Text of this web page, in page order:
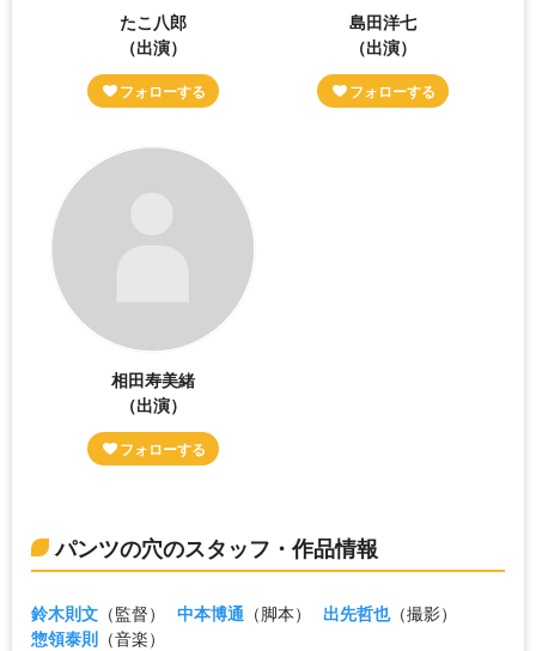
たこ八郎
（出演）
島田洋七
（出演）
相田寿美緒
（出演）
パンツの穴のスタッフ・作品情報
鈴木則文 （監督） 中本博通 （脚本） 出先哲也（撮影）
惣領泰則 （音楽）